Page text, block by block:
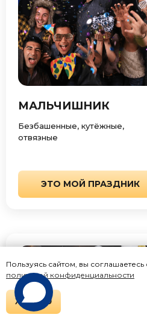
МАЛЬЧИШНИК
Безбашенные, кутёжные,
отвязные
ЭТО МОЙ ПРАЗДНИК
Пользуясь сайтом, вы
политикой конфиденциальности
ХОРОШО